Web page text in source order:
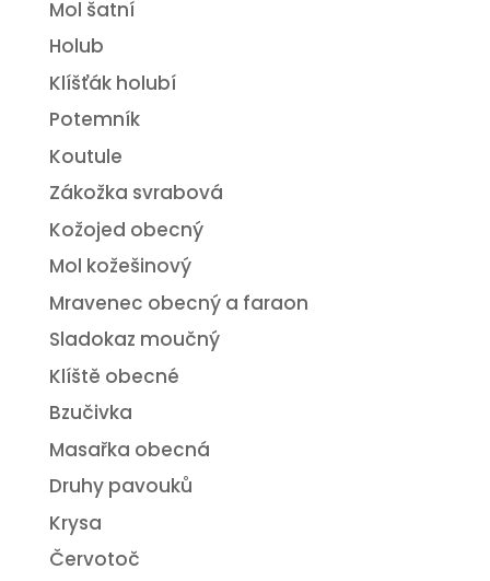
Mol šatní
Holub
Klíšťák holubí
Potemník
Koutule
Zákožka svrabová
Kožojed obecný
Mol kožešinový
Mravenec obecný a faraon
Sladokaz moučný
Klíště obecné
Bzučivka
Masařka obecná
Druhy pavouků
Krysa
Červotoč